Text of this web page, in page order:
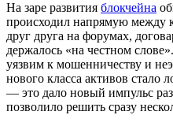
На заре развития блокчейна
происходил напрямую между
друг друга на форумах,
держалось «на честном
уязвим к мошенничеству и
нового класса активов
— это дало новый импульс
позволило решить сразу